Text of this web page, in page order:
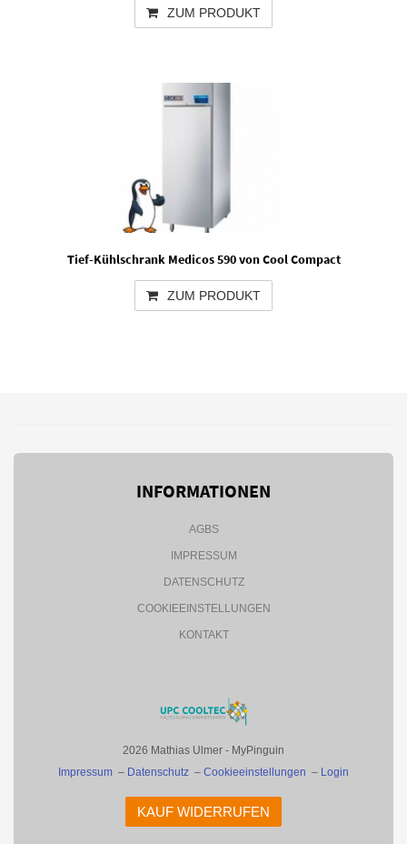
ZUM PRODUKT
Tief-Kühlschrank Medicos 590 von Cool Compact
ZUM PRODUKT
INFORMATIONEN
AGBS
IMPRESSUM
DATENSCHUTZ
COOKIEEINSTELLUNGEN
KONTAKT
2026 Mathias Ulmer - MyPinguin
Impressum – Datenschutz – Cookieeinstellungen – Login
KAUF WIDERRUFEN